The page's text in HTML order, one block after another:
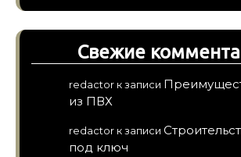
Свежие
redactor к записи
из ПВХ
redactor к записи
под ключ